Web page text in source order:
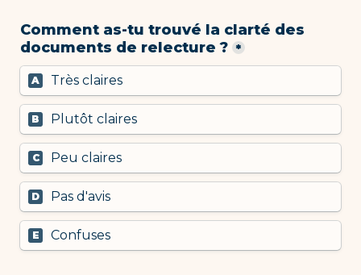
Comment as-tu trouvé la clarté des
documents de relecture ? *
A Très claires
B Plutôt claires
C Peu claires
D Pas d'avis
E Confuses